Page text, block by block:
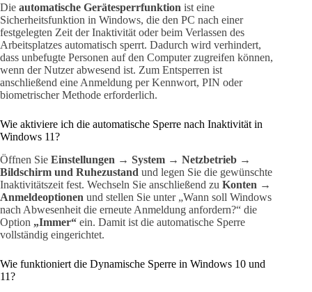
Die automatische Gerätesperrfunktion ist eine
Sicherheitsfunktion in Windows, die den PC nach einer
festgelegten Zeit der Inaktivität oder beim Verlassen des
Arbeitsplatzes automatisch sperrt. Dadurch wird verhindert,
dass unbefugte Personen auf den Computer zugreifen können,
wenn der Nutzer abwesend ist. Zum Entsperren ist
anschließend eine Anmeldung per Kennwort, PIN oder
biometrischer Methode erforderlich.
Wie aktiviere ich die automatische Sperre nach Inaktivität in
Windows 11?
Öffnen Sie Einstellungen → System → Netzbetrieb →
Bildschirm und Ruhezustand und legen Sie die gewünschte
Inaktivitätszeit fest. Wechseln Sie anschließend zu Konten →
Anmeldeoptionen und stellen Sie unter „Wann soll Windows
nach Abwesenheit die erneute Anmeldung anfordern?“ die
Option „Immer“ ein. Damit ist die automatische Sperre
vollständig eingerichtet.
Wie funktioniert die Dynamische Sperre in Windows 10 und
11?